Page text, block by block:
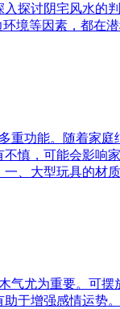
探讨阴宅风水的
境等因素，都在
功能。随着家
慎，可能会影响
、大型玩具的材
气尤为重要。可
于增强感情运势